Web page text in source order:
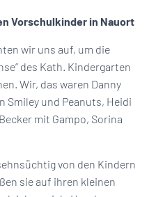
A
Vorschulkinder in Nauort
wir uns auf, um die
des Kath. Kindergarten
Wir, das waren Danny
Smiley und Peanuts, Heidi
mit Gampo, Sorina
von den Kindern
sie auf ihren kleinen